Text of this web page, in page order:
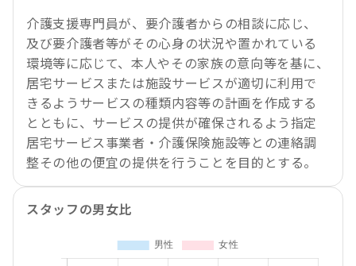
介護支援専門員が、要介護者からの相談に応じ、
及び要介護者等がその心身の状況や置かれている
環境等に応じて、本人やその家族の意向等を基に、
居宅サービスまたは施設サービスが適切に利用で
きるようサービスの種類内容等の計画を作成する
とともに、サービスの提供が確保されるよう指定
居宅サービス事業者・介護保険施設等との連絡調
整その他の便宜の提供を行うことを目的とする。
スタッフの男女比